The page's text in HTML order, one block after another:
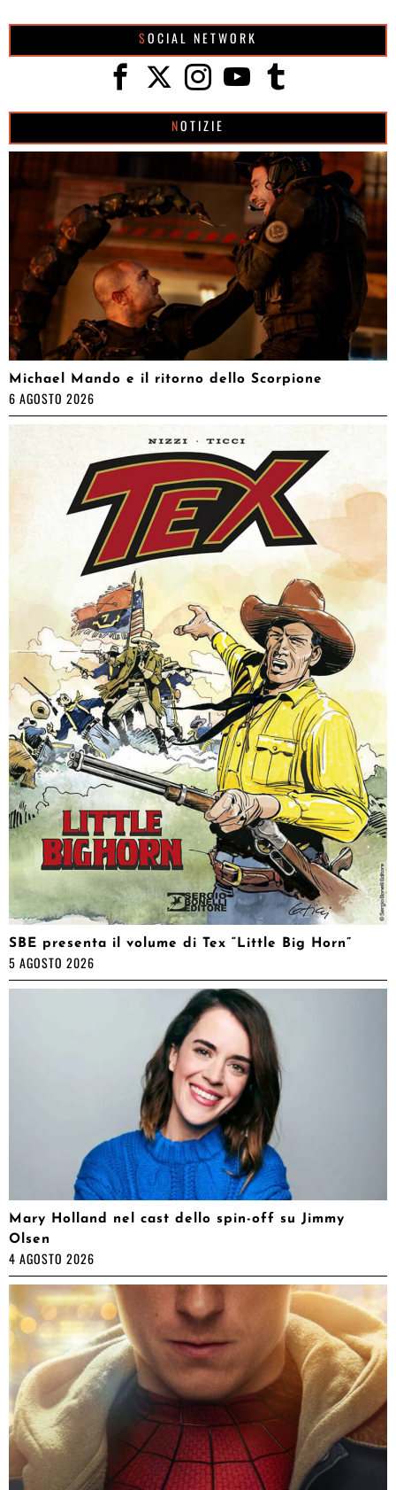
SOCIAL NETWORK
NOTIZIE
Michael Mando e il ritorno dello Scorpione
6 AGOSTO 2026
SBE presenta il volume di Tex “Little Big Horn”
5 AGOSTO 2026
Mary Holland nel cast dello spin-off su Jimmy
Olsen
4 AGOSTO 2026